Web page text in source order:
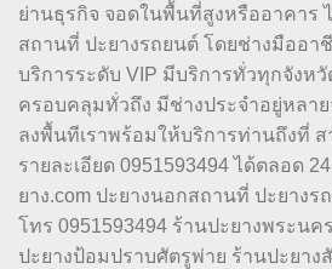
ย่านธุรกิจ จอดในพื้นที่สูงหรืออาคาร
สถานที่ ปะยางรถยนต์ โดยช่างมืออา
บริการระดับ VIP มีบริการทั่วทุกจังหวั
ครอบคลุมทั่วถึง มีช่างประจำอยู่หลา
ลงพื้นทีเราพร้อมให้บริการท่านถึงที่
รายละเอียด 0951593494 ได้ตลอด
ยาง.com ปะยางนอกสถานที่ ปะยางร
โทร 0951593494 ร้านปะยางพระนค
ปะยางป้อมปราบศัตรูพ่าย ร้านปะยาง